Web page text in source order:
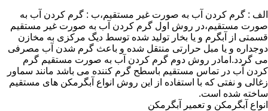
الف : گرم کردن آب به صورت غیر مستقیم،ب : گرم کردن آب به
صورت مستقیم،در روش اول گرم کردن آب به صورت غیر مستقیم
قسمتی از آبگرم و یا بخار تولید شده توسط دیگ مرکزی به مخازن
دوجداره و یا مبل حرارتی منتقل شده و باعث گرم شدن آب مصرفی
می گردد.امادر روش دوم گرم کردن آب به صورت مستقیم گرم
کردن آب در تماس مستقیم باسطح گرم کننده می باشد مانند سماور
زغالی و نفتی که با استفاده از این روش انواع آبگرمکن های مستقیم
ساخته شده است.
انواع آبگرمکن و تعمیر آبگرمکن